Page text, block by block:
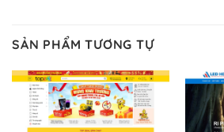
Và bạn có toàn quyền tự do khi
trang web WordPress của bạn.
Dễ dàng lựa chọn Hosting cho
SẢN PHẨM TƯƠNG TỰ